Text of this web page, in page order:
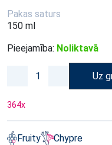
Pakas saturs
150 ml
Pieejamība: Noliktavā
Uz
364x
Fruity Chypre